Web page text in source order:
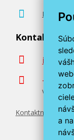
a
Kontaktujte
+420
Volajte v
Kontaktné údaje